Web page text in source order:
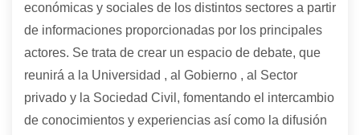
económicas y sociales de los distintos sectores a partir
de informaciones proporcionadas por los principales
actores. Se trata de crear un espacio de debate, que
reunirá a la Universidad , al Gobierno , al Sector
privado y la Sociedad Civil, fomentando el intercambio
de conocimientos y experiencias así como la difusión